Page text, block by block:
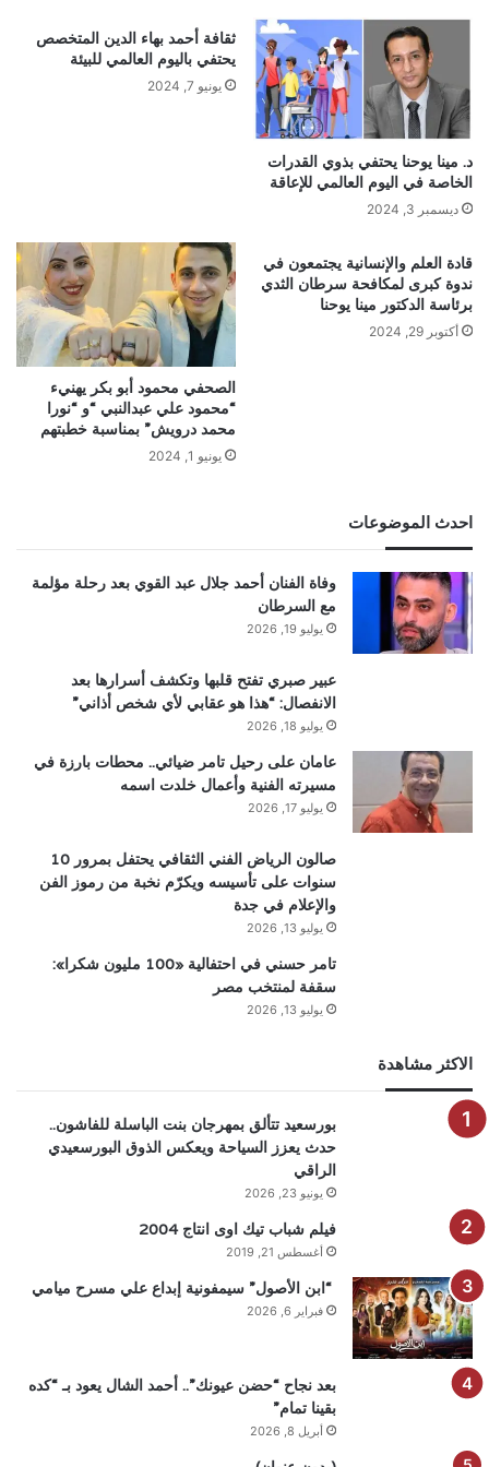
د. مينا يوحنا يحتفي بذوي القدرات
الخاصة في اليوم العالمي للإعاقة
ديسمبر 3, 2024
ثقافة أحمد بهاء الدين المتخصص
يحتفي باليوم العالمي للبيئة
يونيو 7, 2024
قادة العلم والإنسانية يجتمعون في
ندوة كبرى لمكافحة سرطان الثدي
برئاسة الدكتور مينا يوحنا
أكتوبر 29, 2024
الصحفي محمود أبو بكر يهنيء
“محمود علي عبدالنبي “و “نورا
محمد درويش” بمناسبة خطبتهم
يونيو 1, 2024
احدث الموضوعات
وفاة الفنان أحمد جلال عبد القوي بعد رحلة مؤلمة
مع السرطان
يوليو 19, 2026
عبير صبري تفتح قلبها وتكشف أسرارها بعد
الانفصال: “هذا هو عقابي لأي شخص أذاني”
يوليو 18, 2026
عامان على رحيل تامر ضيائي.. محطات بارزة في
مسيرته الفنية وأعمال خلدت اسمه
يوليو 17, 2026
صالون الرياض الفني الثقافي يحتفل بمرور 10
سنوات على تأسيسه ويكرّم نخبة من رموز الفن
والإعلام في جدة
يوليو 13, 2026
تامر حسني في احتفالية «100 مليون شكرا»:
سقفة لمنتخب مصر
يوليو 13, 2026
الاكثر مشاهدة
بورسعيد تتألق بمهرجان بنت الباسلة للفاشون..
حدث يعزز السياحة ويعكس الذوق البورسعيدي
الراقي
يونيو 23, 2026
فيلم شباب تيك اوى انتاج 2004
أغسطس 21, 2019
“ابن الأصول” سيمفونية إبداع علي مسرح ميامي
فبراير 6, 2026
بعد نجاح “حضن عيونك”.. أحمد الشال يعود بـ “كده
بقينا تمام”
أبريل 8, 2026